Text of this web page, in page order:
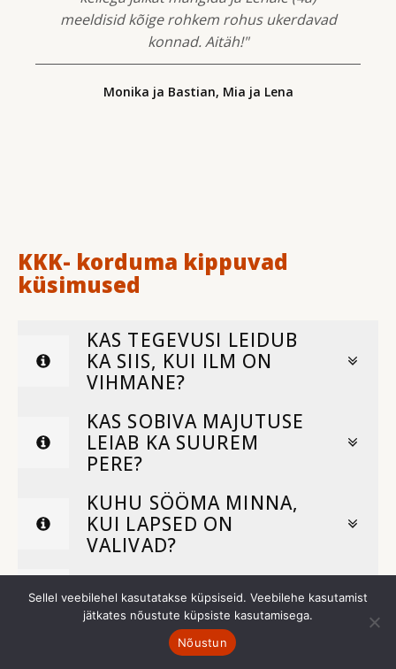
meeldisid kõige rohkem rohus ukerdavad
konnad. Aitäh!"
Monika ja Bastian, Mia ja Lena
KKK- korduma kippuvad
küsimused
KAS TEGEVUSI LEIDUB
KA SIIS, KUI ILM ON
VIHMANE?
KAS SOBIVA MAJUTUSE
LEIAB KA SUUREM
PERE?
KUHU SÖÖMA MINNA,
KUI LAPSED ON
VALIVAD?
VAHETULT SUHELDA?
KAS KANUUGA TOHIB
Sellel veebilehel kasutatakse küpsiseid. Veebilehe kasutamist
jätkates nõustute küpsiste kasutamisega.
Nõustun